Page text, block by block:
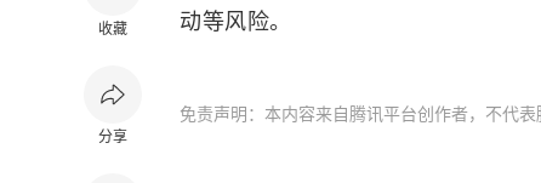
收藏
分享
动等风险。
免责声明：本内容来自腾讯平台创作者，不代表